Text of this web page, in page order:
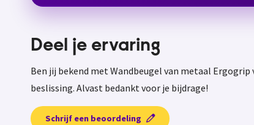
Deel je ervaring
Ben jij bekend met Wandbeugel van metaal
beslissing. Alvast bedankt voor je bijdrage!
Schrijf een beoordeling